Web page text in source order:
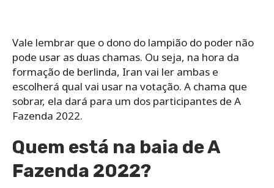
Vale lembrar que o dono do lampião do poder não
pode usar as duas chamas. Ou seja, na hora da
formação de berlinda, Iran vai ler ambas e
escolherá qual vai usar na votação. A chama que
sobrar, ela dará para um dos participantes de A
Fazenda 2022.
Quem está na baia de A
Fazenda 2022?